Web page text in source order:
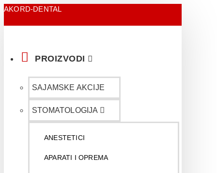
AKORD-DENTAL
PROIZVODI
SAJAMSKE AKCIJE
STOMATOLOGIJA
ANESTETICI
APARATI I OPREMA